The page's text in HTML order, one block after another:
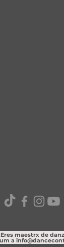
maestrx de
a